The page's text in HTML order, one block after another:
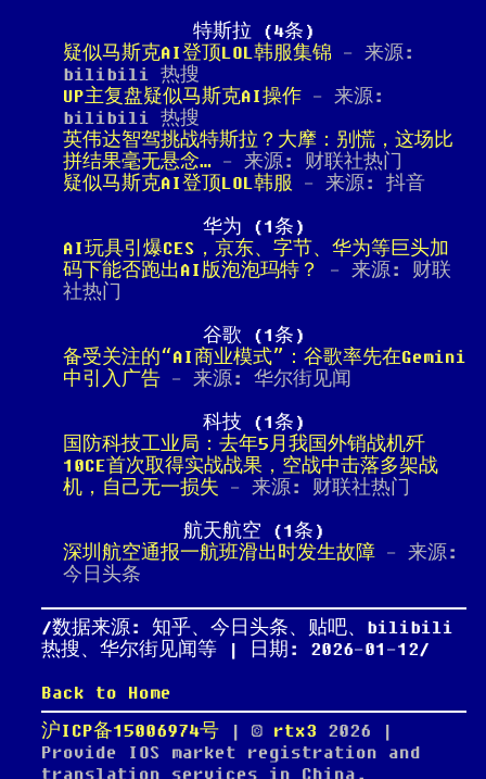
特斯拉 (4条)
疑似马斯克AI登顶LOL韩服集锦 - 来源:
bilibili 热搜
UP主复盘疑似马斯克AI操作 - 来源:
bilibili 热搜
英伟达智驾挑战特斯拉？大摩：别慌，这场比
拼结果毫无悬念… - 来源: 财联社热门
疑似马斯克AI登顶LOL韩服 - 来源: 抖音
华为 (1条)
AI玩具引爆CES，京东、字节、华为等巨头加
码下能否跑出AI版泡泡玛特？
- 来源: 财联
社热门
谷歌 (1条)
备受关注的“AI商业模式”：谷歌率先在Gemini
中引入广告 - 来源: 华尔街见闻
科技 (1条)
国防科技工业局：去年5月我国外销战机歼
10CE首次取得实战战果，空战中击落多架战
机，自己无一损失 - 来源: 财联社热门
航天航空 (1条)
深圳航空通报一航班滑出时发生故障 - 来源:
今日头条
数据来源: 知乎、今日头条、贴吧、bilibili
热搜、华尔街见闻等 | 日期: 2026-01-12
Back to Home
沪ICP备15006974号 | © rtx3 2026 |
Provide IOS market registration and
translation services in China.